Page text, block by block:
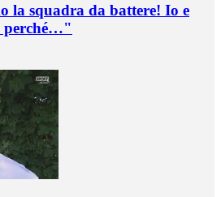
la squadra da battere! Io e
perché…"